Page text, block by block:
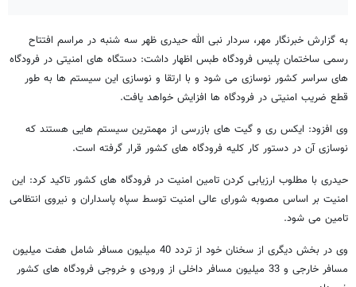
به گزارش خبرنگار مهر، سردار نبی الله حیدری ظهر سه شنبه در مراسم افتتاح
رسمی ساختمان پلیس فرودگاه طبس اظهار داشت: دستگاه های امنیتی در فرودگاه
های سراسر کشور نوسازی می شود و با ارتقا و نوسازی این سیستم ها به طور
قطع ضریب امنیتی در فرودگاه ها افزایش خواهد یافت.
وی افزود: ایکس ری و گیت های بازرسی از مهمترین سیستم هایی هستند که
نوسازی آن در دستور کار کلیه فرودگاه های کشور قرار گرفته است.
حیدری با مطلوب ارزیابی کردن تامین امنیت در فرودگاه های کشور تاکید کرد: این
امنیت بر اساس مصوبه شورای عالی امنیت توسط سپاه پاسداران و نیروی انتظامی
تامین می شود.
وی در بخش دیگری از سخنان خود از تردد 40 میلیون مسافر شامل هفت میلیون
مسافر خارجی و 33 میلیون مسافر داخلی از ورودی و خروجی فرودگاه های کشور